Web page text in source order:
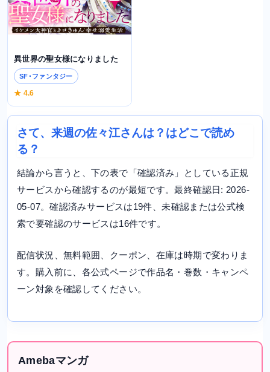
異世界の聖女様になりました
SF･ファンタジー
★ 4.6
さて、来週の佐々江さんは？はどこで読め
る？
結論から言うと、下の表で「確認済み」としている正規
サービスから確認するのが最短です。最終確認日: 2026-
05-07。確認済みサービスは19件、未確認または公式検
索で要確認のサービスは16件です。
配信状況、無料範囲、クーポン、在庫は時期で変わりま
す。購入前に、各公式ページで作品名・巻数・キャンペ
ーン対象を確認してください。
Amebaマンガ